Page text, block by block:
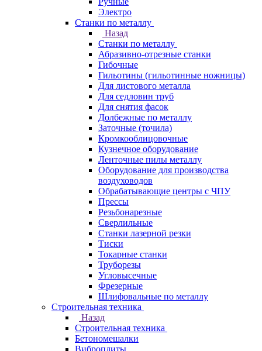
Электро
Станки по металлу
Назад
Станки по металлу
Абразивно-отрезные станки
Гибочные
Гильотины (гильотинные ножницы)
Для листового металла
Для седловин труб
Для снятия фасок
Долбежные по металлу
Заточные (точила)
Кромкооблицовочные
Кузнечное оборудование
Ленточные пилы металлу
Оборудование для производства
воздуховодов
Обрабатывающие центры с ЧПУ
Прессы
Резьбонарезные
Сверлильные
Станки лазерной резки
Тиски
Токарные станки
Труборезы
Угловысечные
Фрезерные
Шлифовальные по металлу
Строительная техника
Назад
Строительная техника
Бетономешалки
Виброплиты